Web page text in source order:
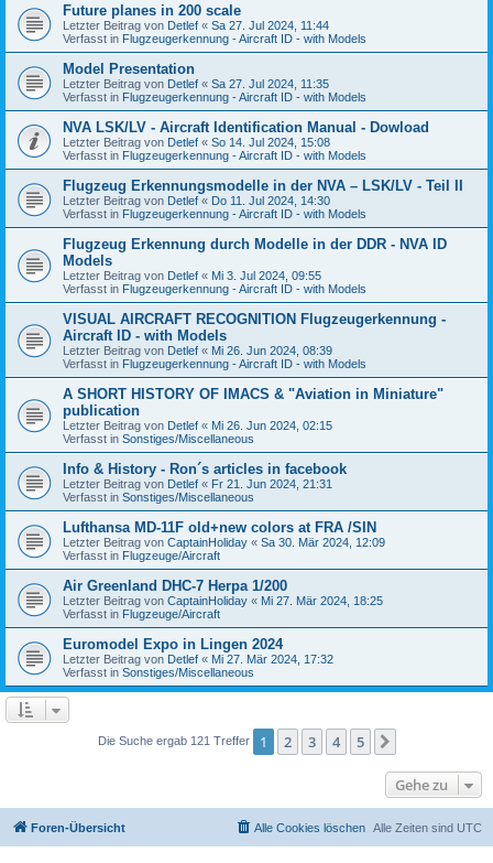
Future planes in 200 scale
Letzter Beitrag von Detlef « Sa 27. Jul 2024, 11:44
Verfasst in Flugzeugerkennung - Aircraft ID - with Models
Model Presentation
Letzter Beitrag von Detlef « Sa 27. Jul 2024, 11:35
Verfasst in Flugzeugerkennung - Aircraft ID - with Models
NVA LSK/LV - Aircraft Identification Manual - Dowload
Letzter Beitrag von Detlef « So 14. Jul 2024, 15:08
Verfasst in Flugzeugerkennung - Aircraft ID - with Models
Flugzeug Erkennungsmodelle in der NVA – LSK/LV - Teil II
Letzter Beitrag von Detlef « Do 11. Jul 2024, 14:30
Verfasst in Flugzeugerkennung - Aircraft ID - with Models
Flugzeug Erkennung durch Modelle in der DDR - NVA ID
Models
Letzter Beitrag von Detlef « Mi 3. Jul 2024, 09:55
Verfasst in Flugzeugerkennung - Aircraft ID - with Models
VISUAL AIRCRAFT RECOGNITION Flugzeugerkennung -
Aircraft ID - with Models
Letzter Beitrag von Detlef « Mi 26. Jun 2024, 08:39
Verfasst in Flugzeugerkennung - Aircraft ID - with Models
A SHORT HISTORY OF IMACS & "Aviation in Miniature"
publication
Letzter Beitrag von Detlef « Mi 26. Jun 2024, 02:15
Verfasst in Sonstiges/Miscellaneous
Info & History - Ron´s articles in facebook
Letzter Beitrag von Detlef « Fr 21. Jun 2024, 21:31
Verfasst in Sonstiges/Miscellaneous
Lufthansa MD-11F old+new colors at FRA /SIN
Letzter Beitrag von CaptainHoliday « Sa 30. Mär 2024, 12:09
Verfasst in Flugzeuge/Aircraft
Air Greenland DHC-7 Herpa 1/200
Letzter Beitrag von CaptainHoliday « Mi 27. Mär 2024, 18:25
Verfasst in Flugzeuge/Aircraft
Euromodel Expo in Lingen 2024
Letzter Beitrag von Detlef « Mi 27. Mär 2024, 17:32
Verfasst in Sonstiges/Miscellaneous
Die Suche ergab 121 Treffer 1 2 3 4 5
Gehe zu
Foren-Übersicht Alle Zeiten sind UTC
Alle Cookies löschen